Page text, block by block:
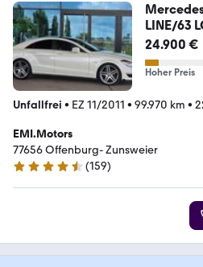
LINE/63
24.900 €
Hoher Preis
Unfallfrei • EZ 11/2011 • 99.970 km •
EMI.Motors
77656 Offenburg- Zunsweier
4.6 Sterne
(159)